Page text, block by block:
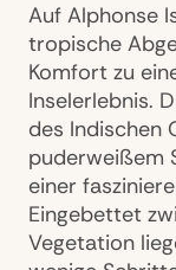
Auf Alphonse
tropische
Komfort zu
Inselerlebnis.
des Indischen
puderweißem
einer
Eingebettet
Vegetation